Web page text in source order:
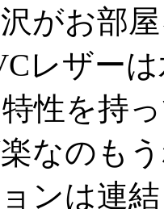
がお部
レザー
性を持
なのも
ンは連